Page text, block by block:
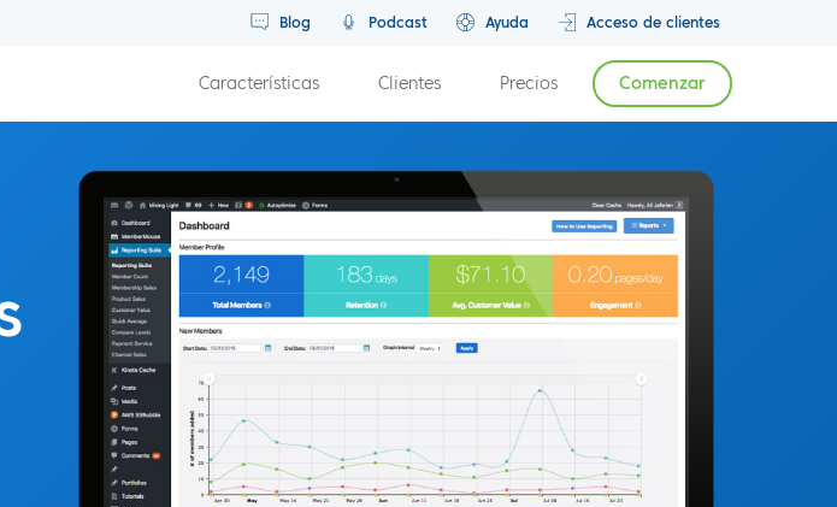
Blog Podcast Ayuda Acceso de clientes
Características Clientes Precios Comenzar